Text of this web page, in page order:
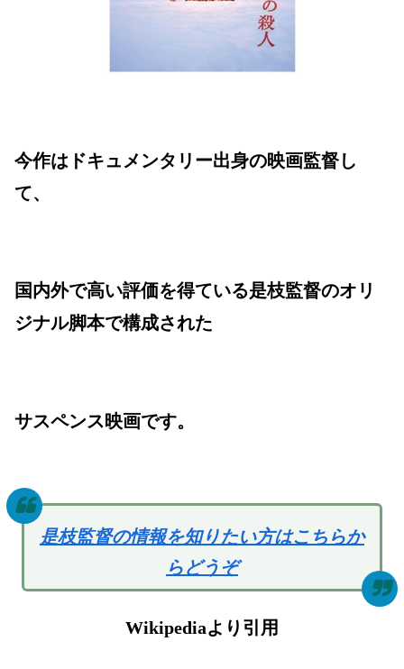
今作はドキュメンタリー出身の映画監督し
て、
国内外で高い評価を得ている是枝監督のオリ
ジナル脚本で構成された
サスペンス映画です。
是枝監督の情報を知りたい方はこちらか
らどうぞ
Wikipediaより引用